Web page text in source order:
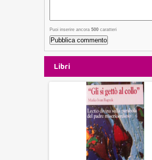
Puoi inserire ancora 500 caratteri
Libri